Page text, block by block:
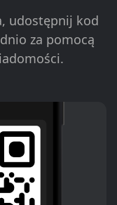
udostępnij kod
za pomocą